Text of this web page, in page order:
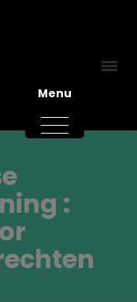
:
Menu